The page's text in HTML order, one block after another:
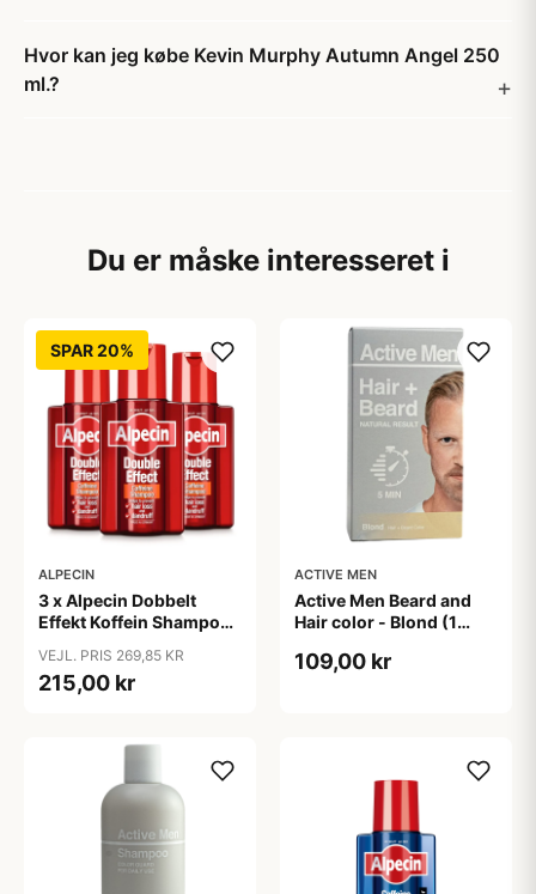
Hvor kan jeg købe Kevin Murphy Autumn Angel 250
ml.?
Du er måske interesseret i
SPAR 20%
ALPECIN
3 x Alpecin Dobbelt
Effekt Koffein Shampoo
VEJL. PRIS 269,85 KR
215,00 kr
ACTIVE MEN
Active Men Beard and
Hair color - Blond (1
109,00 kr